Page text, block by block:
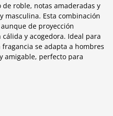
roble, notas amaderadas y
masculina. Esta combinación
de proyección
y acogedora. Ideal para
se adapta a hombres
amigable, perfecto para